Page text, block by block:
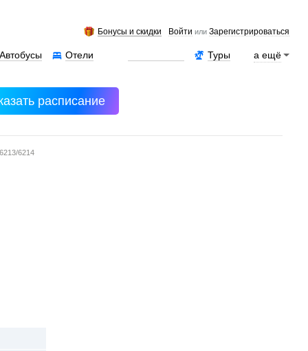
Бонусы и скидки Войти илиЗарегистрироваться
а ещё
Туры
Отели
Автобусы
расписание
6214